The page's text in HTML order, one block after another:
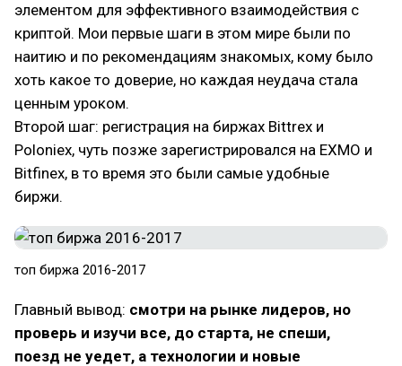
элементом для эффективного взаимодействия с
криптой. Мои первые шаги в этом мире были по
наитию и по рекомендациям знакомых, кому было
хоть какое то доверие, но каждая неудача стала
ценным уроком.
Второй шаг: регистрация на биржах Bittrex и
Poloniex, чуть позже зарегистрировался на EXMO и
Bitfinex, в то время это были самые удобные
биржи.
топ биржа 2016-2017
Главный вывод: смотри на рынке лидеров, но
проверь и изучи все, до старта, не спеши,
поезд не уедет, а технологии и новые